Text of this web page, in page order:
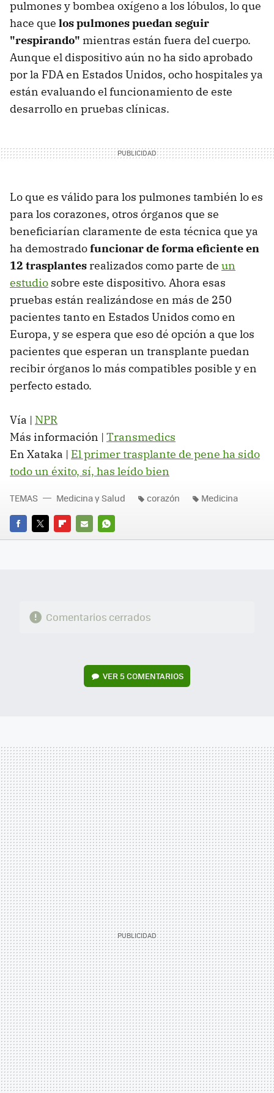
pulmones y bombea oxígeno a los lóbulos, lo que
hace que los pulmones puedan seguir
"respirando" mientras están fuera del cuerpo.
Aunque el dispositivo aún no ha sido aprobado
por la FDA en Estados Unidos, ocho hospitales ya
están evaluando el funcionamiento de este
desarrollo en pruebas clínicas.
Lo que es válido para los pulmones también lo es
para los corazones, otros órganos que se
beneficiarían claramente de esta técnica que ya
ha demostradofuncionar de forma eficiente en
12 trasplantes realizados como parte de un
estudio sobre este dispositivo. Ahora esas
pruebas están realizándose en más de 250
pacientes tanto en Estados Unidos como en
Europa, y se espera que eso dé opción a que los
pacientes que esperan un transplante puedan
recibir órganos lo más compatibles posible y en
perfecto estado.
Vía | NPR
Más información | Transmedics
En Xataka | El primer trasplante de pene ha sido
todo un éxito, sí, has leído bien
FACEBOOK
TWITTERFLIPBOARD
E-
WHATSAPP
TEMAS Medicina y Salud corazón Medicina
Comentarios cerrados
VER5 COMENTARIOS